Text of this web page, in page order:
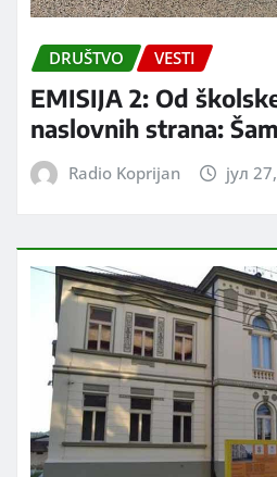
DRUŠTVO VESTI
EMISIJA 2: Od
naslovnih strana:
Radio Koprijan јул